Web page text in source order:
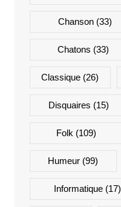
Chanson (33)
Chatons (33)
Classique (26)
Disquaires (15)
Folk (109)
Humeur (99)
Informatique(17)